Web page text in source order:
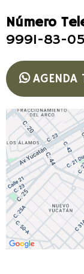
Número
9991-83-
AGENDA